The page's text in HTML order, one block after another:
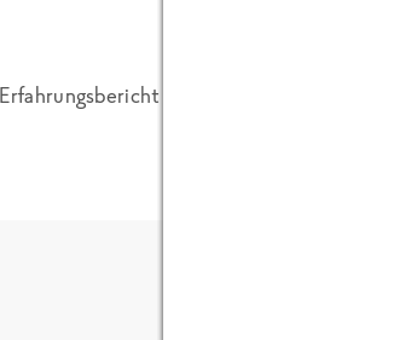
gibt es dann natürlich